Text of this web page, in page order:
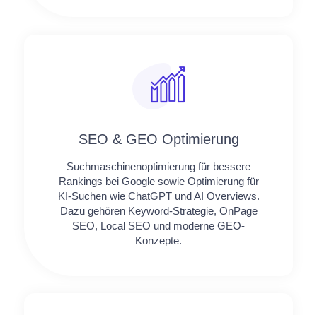
SEO & GEO Optimierung
Suchmaschinenoptimierung für bessere
Rankings bei Google sowie Optimierung für
KI-Suchen wie ChatGPT und AI Overviews.
Dazu gehören Keyword-Strategie, OnPage
SEO, Local SEO und moderne GEO-
Konzepte.